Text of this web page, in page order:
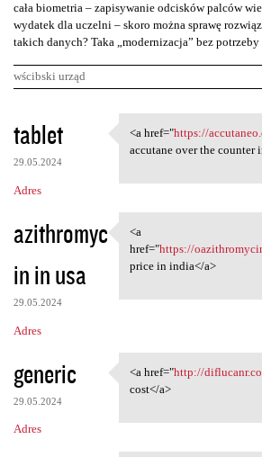
cała biometria – zapisywanie odcisków palców
wydatek dla uczelni – skoro można sprawę
takich danych? Taka „modernizacja” bez
wścibski urząd
K
o
m
e
n
t
a
r
z
tablet
29.05.2024
Adres
<a href="https://
<a href="https://
accutane over the counter
azithromyc
in in usa
29.05.2024
Adres
<a href="https:/
<a
href="https://
price in india</a>
generic
29.05.2024
Adres
<a href="http://
<a href="http://
cost</a>